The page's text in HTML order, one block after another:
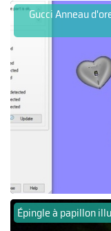
Gucci Anneau
Épingle à papillon